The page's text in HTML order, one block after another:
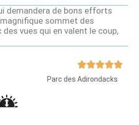
demandera de bons efforts
sommet des
vues qui en valent le coup,

Parc des Adirondacks